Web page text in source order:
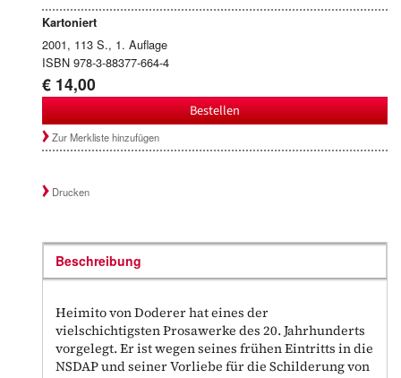
Kartoniert
2001, 113 S., 1. Auflage
ISBN 978-3-88377-664-4
€ 14,00
Bestellen
Zur Merkliste hinzufügen
Drucken
Beschreibung
Heimito von Doderer hat eines der
vielschichtigsten Prosawerke des 20. Jahrhunderts
vorgelegt. Er ist wegen seines frühen Eintritts in die
NSDAP und seiner Vorliebe für die Schilderung von